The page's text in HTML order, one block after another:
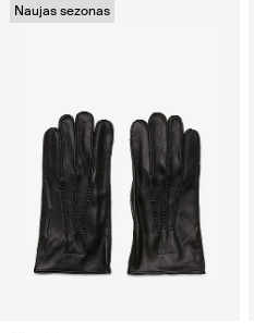
Naujas sezonas